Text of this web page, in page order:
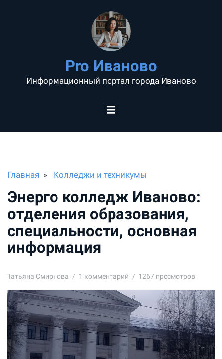
Pro Иваново
Информационный портал города Иваново
Главная Колледжи и техникумы
Энерго колледж Иваново:
отделения образования,
специальности, основная
информация
Татьяна Смирнова 1 комментарий 1267 просмотров